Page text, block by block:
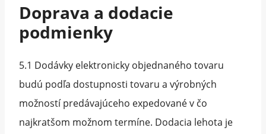
Doprava a dodacie
podmienky
5.1 Dodávky elektronicky objednaného tovaru
budú podľa dostupnosti tovaru a výrobných
možností predávajúceho expedované v čo
najkratšom možnom termíne. Dodacia lehota je